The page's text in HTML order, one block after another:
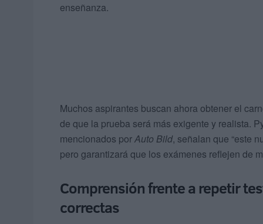
enseñanza.
Muchos aspirantes buscan ahora obtener el
de que la prueba será más exigente y realista.
mencionados porAuto Bild, señalan que “este
pero garantizará que los exámenes reflejen de
Comprensión frente a repetir
correctas